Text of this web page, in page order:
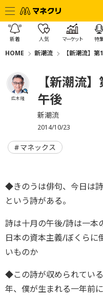
新着 人気 マーケット 特
HOME 新潮流 【新潮流】
広木 隆
【新潮流
午後
新潮流
2014/10/23
マネックス
◆きのうは俳句、今日は
という詩がある。
詩は十月の午後/詩は一
日本の資本主義/ぼくらに
いものか
◆この詩が収められてい
年、僕が生まれる一年前